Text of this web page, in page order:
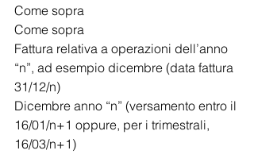
Come sopra
Come sopra
Fattura relativa a operazioni dell’anno
“n”, ad esempio dicembre (data fattura
31/12/n)
Dicembre anno “n” (versamento entro il
16/01/n+1 oppure, per i trimestrali,
16/03/n+1)